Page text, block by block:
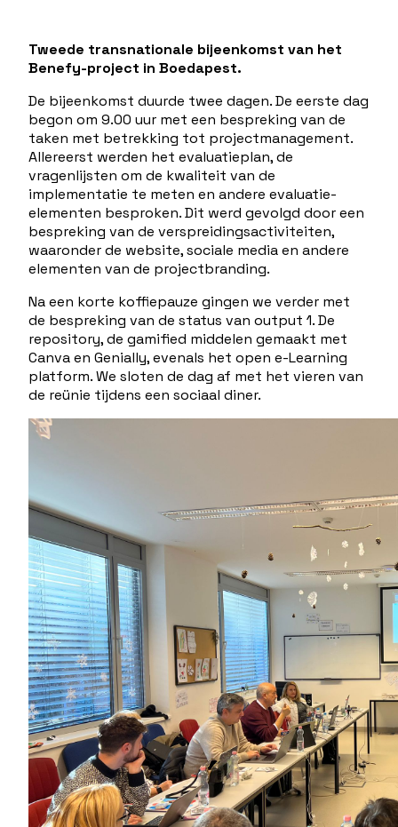
Tweede transnationale bijeenkomst van het
Benefy-project in Boedapest.
De bijeenkomst duurde twee dagen. De eerste dag
begon om 9.00 uur met een bespreking van de
taken met betrekking tot projectmanagement.
Allereerst werden het evaluatieplan, de
vragenlijsten om de kwaliteit van de
implementatie te meten en andere evaluatie-
elementen besproken. Dit werd gevolgd door een
bespreking van de verspreidingsactiviteiten,
waaronder de website, sociale media en andere
elementen van de projectbranding.
Na een korte koffiepauze gingen we verder met
de bespreking van de status van output 1. De
repository, de gamified middelen gemaakt met
Canva en Genially, evenals het open e-Learning
platform. We sloten de dag af met het vieren van
de reünie tijdens een sociaal diner.